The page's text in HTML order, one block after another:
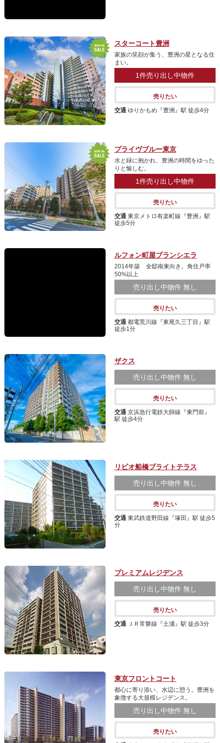
スターコート豊洲
家族の笑顔が集う、豊洲の星となる住
まい。
1件売り出し中物件
売りたい
交通 ゆりかもめ『豊洲』駅 徒歩4分
プライヴブルー東京
水と緑に抱かれ、豊洲の時間をゆった
りと愉しむ。
1件売り出し中物件
売りたい
交通 東京メトロ有楽町線『豊洲』駅
徒歩5分
ルフォン町屋ブランシエラ
2014年築 全邸南東向き。角住戸率
50%以上
売り出し中物件 無し
売りたい
交通 都電荒川線『東尾久三丁目』駅
徒歩1分
ザクス
売り出し中物件 無し
売りたい
交通 京浜急行電鉄大師線『東門前』
駅 徒歩4分
リビオ船橋ブライトテラス
売り出し中物件 無し
売りたい
交通 東武鉄道野田線『塚田』駅 徒歩5
分
プレミアムレジデンス
売り出し中物件 無し
売りたい
交通 ＪＲ常磐線『土浦』駅 徒歩3分
東京フロントコート
都心に寄り添い、水辺に憩う。豊洲を
象徴する大規模レジデンス。
売り出し中物件 無し
売りたい